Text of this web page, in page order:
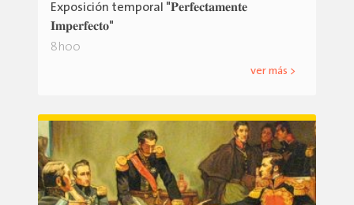
Exposición temporal "𝐏𝐞𝐫𝐟𝐞𝐜𝐭𝐚𝐦𝐞𝐧𝐭𝐞
𝐈𝐦𝐩𝐞𝐫𝐟𝐞𝐜𝐭𝐨"
8h00
ver más >